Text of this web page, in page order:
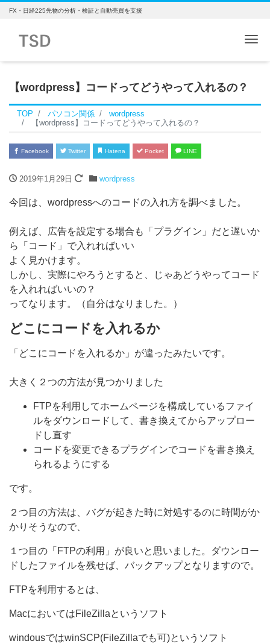
FX・日経225先物の分析・検証と自動売買を支援
【wordpress】コードってどうやって入れるの？
TOP パソコン関係
wordpress
【wordpress】コードってどうやって入れるの？
Facebook Twitter Hatena Pocket LINE
2019年1月29日 wordpress
今回は、wordpressへのコードの入れ方を調べました。
例えば、広告を設定する場合も「プラグイン」だと遅いか
ら「コード」で入れればいい
よく見かけます。
しかし、実際にやろうとすると、じゃあどうやってコード
を入れればいいの？
ってなります。（自分はなりました。）
どこにコードを入れるか
「どこにコードを入れるか」が違ったみたいです。
大きく２つの方法が見つかりました
FTPを利用してホームページを構成しているファイ
ルをダウンロードして、書き換えてからアップロー
ドし直す
コードを変更できるプラグインでコードを書き換え
られるようにする
です。
２つ目の方法は、バグが起きた時に対処するのに時間がか
かりそうなので、
１つ目の「FTPの利用」が良いと思いました。ダウンロー
ドしたファイルを残せば、バックアップとなりますので。
FTPを利用するとは、
MacにおいてはFileZillaというソフト
windousではwinSCP(FileZillaでも可)というソフト